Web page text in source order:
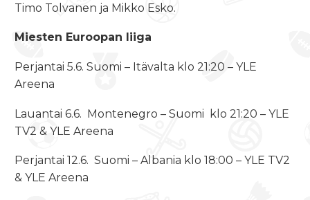
Timo Tolvanen ja Mikko Esko.
Miesten Euroopan liiga
Perjantai 5.6. Suomi – Itävalta klo 21:20 – YLE
Areena
Lauantai 6.6. Montenegro – Suomi klo 21:20 – YLE
TV2 & YLE Areena
Perjantai 12.6. Suomi – Albania klo 18:00 – YLE TV2
& YLE Areena